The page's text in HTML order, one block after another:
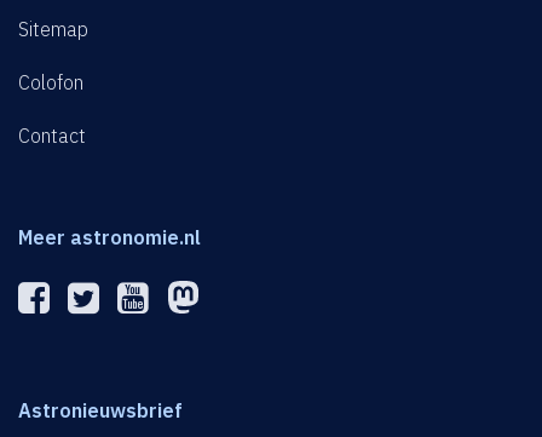
Sitemap
Colofon
Contact
Meer astronomie.nl
Astronieuwsbrief